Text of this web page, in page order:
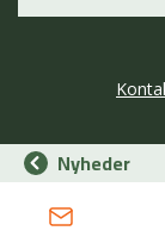
Nyheder